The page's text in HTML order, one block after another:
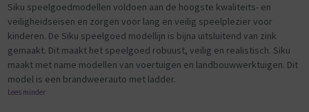
Siku speelgoedmodellen voldoen aan de hoogste kwaliteits- en
veiligheidseisen en zorgen voor lang en veilig speelplezier voor
kinderen. De Siku speelgoed modellijn is bijna uitsluitend van zink
gemaakt. Dit maakt het speelgoed robuust, veilig en realistisch. Siku
maakt met name modellen van voertuigen en landbouwwerktuigen. Dit
model is een brandweerauto met ladder.
Lees minder